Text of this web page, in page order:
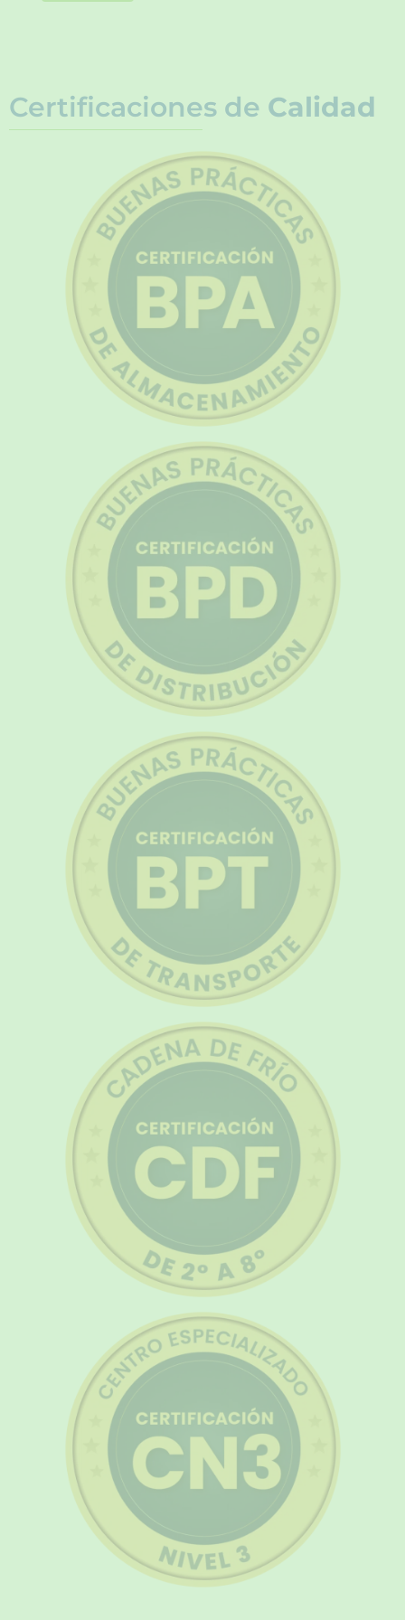
Certificaciones de Calidad